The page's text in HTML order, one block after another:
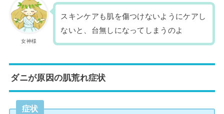
女神様
スキンケアも肌を傷つけないようにケアし
ないと、台無しになってしまうのよ
ダニが原因の肌荒れ症状
症状